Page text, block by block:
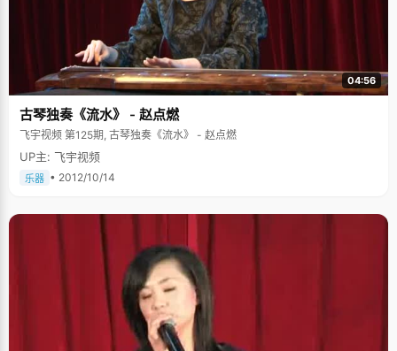
04:56
古琴独奏《流水》 - 赵点燃
飞宇视频 第125期, 古琴独奏《流水》 - 赵点燃
UP主: 飞宇视频
乐器 • 2012/10/14